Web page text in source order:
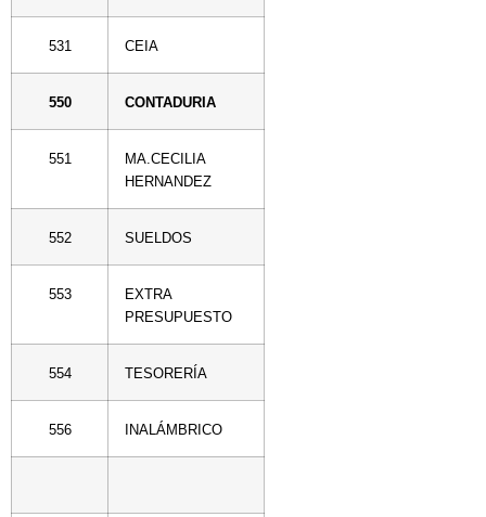
531 CEIA
550 CONTADURIA
551
MA.CECILIA
HERNANDEZ
552 SUELDOS
553
EXTRA
PRESUPUESTO
554 TESORERÍA
556 INALÁMBRICO